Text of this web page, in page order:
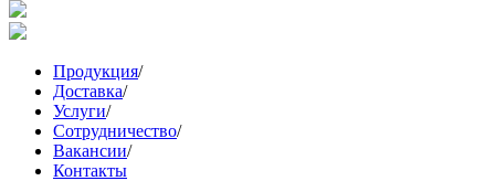
Продукция/
Доставка/
Услуги/
Сотрудничество/
Вакансии/
Контакты